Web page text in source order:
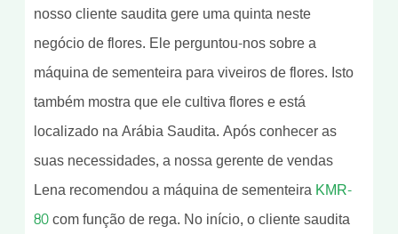
nosso cliente saudita gere uma quinta neste
negócio de flores. Ele perguntou-nos sobre a
máquina de sementeira para viveiros de flores. Isto
também mostra que ele cultiva flores e está
localizado na Arábia Saudita. Após conhecer as
suas necessidades, a nossa gerente de vendas
Lena recomendou a máquina de sementeiraKMR-
80com função de rega. No início, o cliente saudita